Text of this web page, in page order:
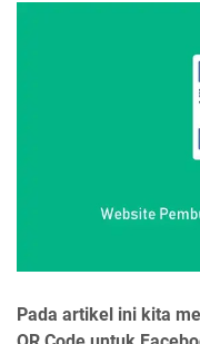
Pada artikel ini kita